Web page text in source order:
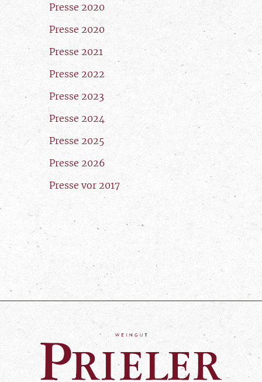
Presse 2020
Presse 2020
Presse 2021
Presse 2022
Presse 2023
Presse 2024
Presse 2025
Presse 2026
Presse vor 2017